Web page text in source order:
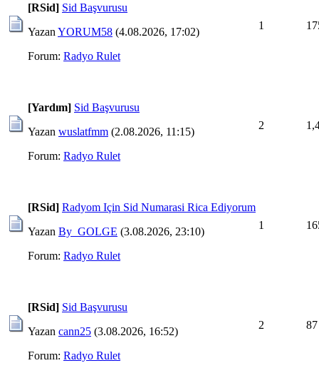
[RSid] Sid Başvurusu
Yazan YORUM58 (4.08.2026, 17:02)
Forum: Radyo Rulet
1
[Yardım] Sid Başvurusu
Yazan wuslatfmm (2.08.2026, 11:15)
Forum: Radyo Rulet
2
[RSid] Radyom Için Sid Numarasi Rica Ediyorum
Yazan By_GOLGE (3.08.2026, 23:10)
Forum: Radyo Rulet
1
[RSid] Sid Başvurusu
Yazan cann25 (3.08.2026, 16:52)
Forum: Radyo Rulet
2 87